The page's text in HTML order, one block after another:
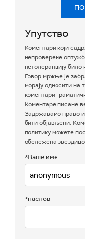
Упутство
Коментари који
непроверене
нетолеранцију било
Говор мржње је
морају односити на
коментари
Коментаре писане
Задржавамо право
бити објављени.
политику можете
обележена
*Ваше име:
*наслов